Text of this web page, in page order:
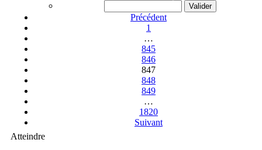
Précédent
1
…
845
846
847
848
849
…
1820
Suivant
Atteindre